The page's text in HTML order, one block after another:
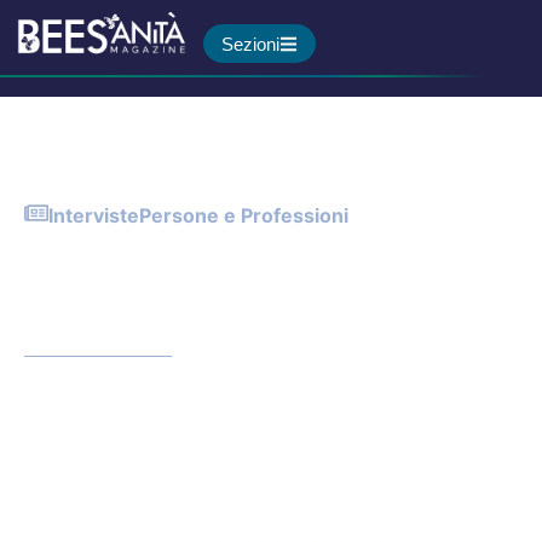
Sezioni
IntervistePersone e Professioni